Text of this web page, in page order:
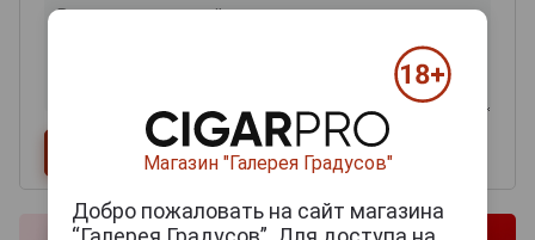
Магазин "Галерея Градусов"
Добро пожаловать на сайт магазина